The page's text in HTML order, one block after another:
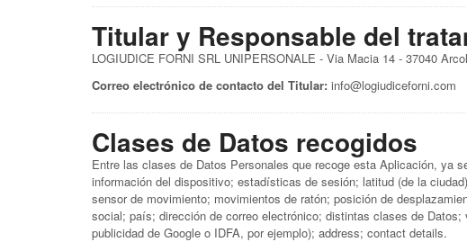
Titular y Responsable del
LOGIUDICE FORNI SRL UNIPERSONALE - Via Macia 14 - 37040
Correo electrónico de contacto del Titular: info@logiudiceforni.com
Clases de Datos recogidos
Entre las clases de Datos Personales que recoge esta Aplicación, ya
información del dispositivo; estadísticas de sesión; latitud (de la
sensor de movimiento; movimientos de ratón; posición de
social; país; dirección de correo electrónico; distintas clases de
publicidad de Google o IDFA, por ejemplo); address; contact details.